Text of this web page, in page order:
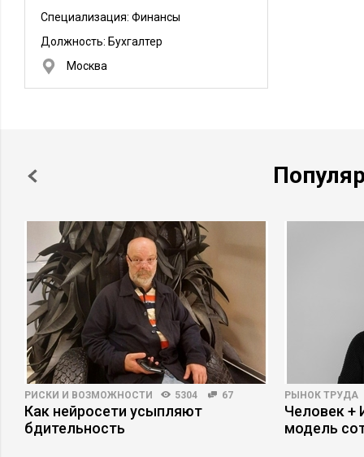
Специализация: Финансы
Должность: Бухгалтер
Москва
РИСКИ И ВОЗМОЖНОСТИ 5304 67
Как нейросети усыпляют
бдительность
РЫНОК ТРУДА
Человек +
модель